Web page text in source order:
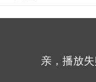
亲，播放